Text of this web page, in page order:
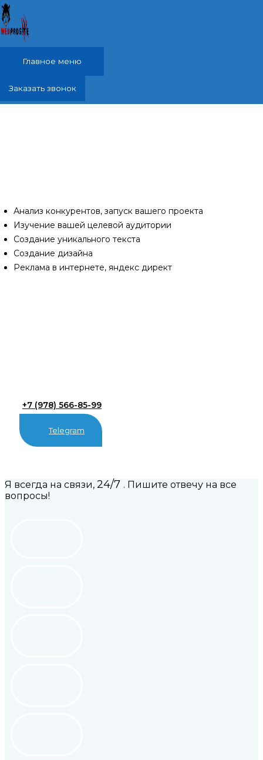
Перейти к содержимому
Главное меню
Заказать звонок
Анализ конкурентов, запуск вашего проекта
Изучение вашей целевой аудитории
Создание уникального текста
Создание дизайна
Реклама в интернете, яндекс директ
+7 (978) 566-85-99
Telegram
Я всегда на связи, 24/7 . Пишите отвечу на все
вопросы!